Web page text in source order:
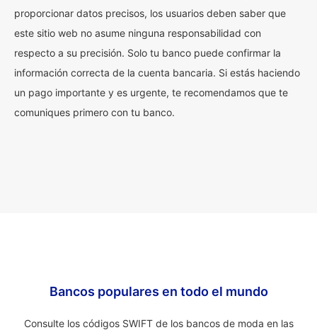
proporcionar datos precisos, los usuarios deben saber que
este sitio web no asume ninguna responsabilidad con
respecto a su precisión. Solo tu banco puede confirmar la
información correcta de la cuenta bancaria. Si estás haciendo
un pago importante y es urgente, te recomendamos que te
comuniques primero con tu banco.
Bancos populares en todo el mundo
Consulte los códigos SWIFT de los bancos de moda en las